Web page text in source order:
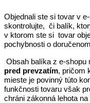
Objednali ste si tovar v
skontrolujte, či balík,
v ktorom ste si tovar
pochybnosti o
Obsah balíka z e-shopu
pred prevzatím, pričom
mieste je povinný túto
funkčnosti tovaru však
chráni zákonná lehota na